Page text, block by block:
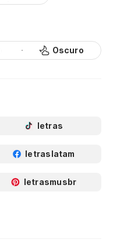
Oscuro
letras
letraslatam
letrasmusbr